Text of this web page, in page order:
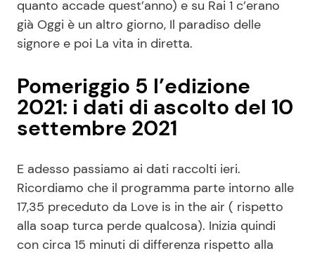
quanto accade quest’anno) e su Rai 1 c’erano
già Oggi è un altro giorno, Il paradiso delle
signore e poi La vita in diretta.
Pomeriggio 5 l’edizione
2021: i dati di ascolto del 10
settembre 2021
E adesso passiamo ai dati raccolti ieri.
Ricordiamo che il programma parte intorno alle
17,35 preceduto da Love is in the air ( rispetto
alla soap turca perde qualcosa). Inizia quindi
con circa 15 minuti di differenza rispetto alla